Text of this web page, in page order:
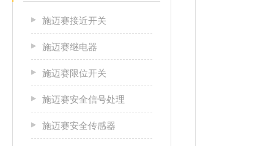
施迈赛接近开关
施迈赛继电器
施迈赛限位开关
施迈赛安全信号处理
施迈赛安全传感器